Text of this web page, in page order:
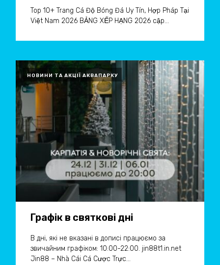
Top 10+ Trang Cá Độ Bóng Đá Uy Tín, Hợp Pháp Tại
Việt Nam 2026 BẢNG XẾP HẠNG 2026 cập...
Графік в святкові дні
НОВИНИ ТА АКЦІЇ АКВАПАРКУ
В дні, які не вказані в дописі працюємо за
звичайним графіком: 10:00-22:00. jin88t1.in.net
Jin88 – Nhà Cái Cá Cược Trực...